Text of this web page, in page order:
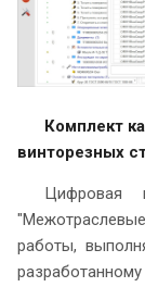
Комплект
винторезных
Цифровая
работы,